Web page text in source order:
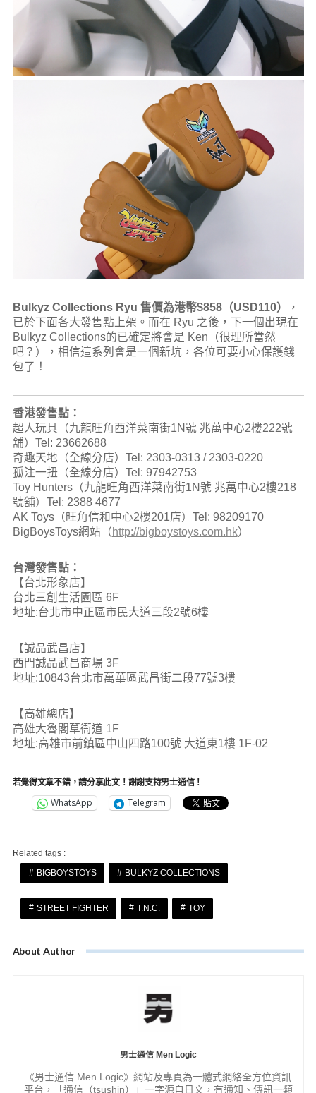
Bulkyz Collections Ryu 售價為港幣$858（USD110）
，
已於下面各大發售點上架。而在 Ryu 之後，下一個出現在
Bulkyz Collections的已確定將會是 Ken（很理所當然
吧？），相信這系列會是一個新坑，各位可要小心保護錢
包了！
香港發售點：
超人玩具（九龍旺角西洋菜南街1N號 兆萬中心2樓222號
舖）Tel: 23662688
奇趣天地（全線分店）Tel: 2303-0313 / 2303-0220
孤注一扭（全線分店）Tel: 97942753
Toy Hunters（九龍旺角西洋菜南街1N號 兆萬中心2樓218
號舖）Tel: 2388 4677
AK Toys（旺角信和中心2樓201店）Tel: 98209170
BigBoysToys網站（http://bigboystoys.com.hk）
台灣發售點：
【台北形象店】
台北三創生活園區 6F
地址:台北市中正區市民大道三段2號6樓
【誠品武昌店】
西門誠品武昌商場 3F
地址:10843台北市萬華區武昌街二段77號3樓
【高雄總店】
高雄大魯閣草衙道 1F
地址:高雄市前鎮區中山四路100號 大道東1樓 1F-02
若覺得文章不錯，請分享此文！謝謝支持男士通信！
WhatsApp Telegram
Related tags :
BIGBOYSTOYS
BULKYZ COLLECTIONS
STREET FIGHTER T.N.C. TOY
About Author
男士通信 Men Logic
《男士通信 Men Logic》網站及專頁為一體式網絡全方位資訊
平台，「通信（tsūshin）」一字源自日文，有通知、傳訊一類